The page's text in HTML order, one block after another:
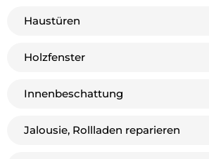
Haustüren
Holzfenster
Innenbeschattung
Jalousie, Rollladen reparieren